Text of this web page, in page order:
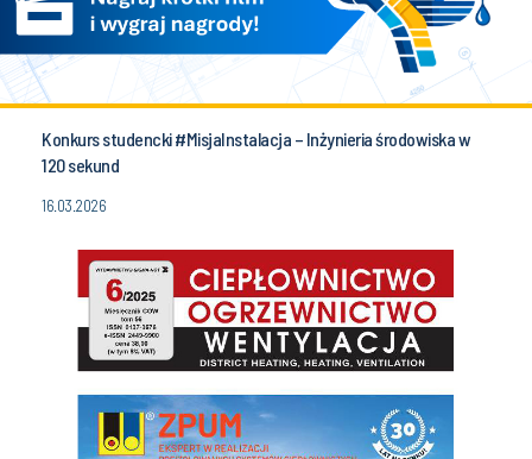
Konkurs studencki #MisjaInstalacja – Inżynieria środowiska w
120 sekund
16.03.2026